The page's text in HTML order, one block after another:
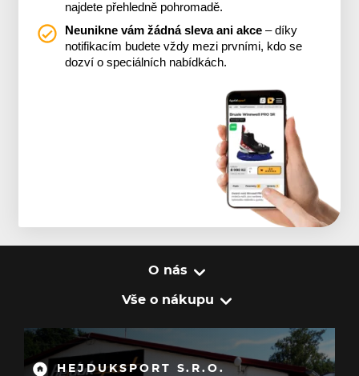
najdete přehledně pohromadě.
Neunikne vám žádná sleva ani akce – díky
notifikacím budete vždy mezi prvními, kdo se
dozví o speciálních nabídkách.
O nás
Vše o nákupu
HEJDUKSPORT S.R.O.